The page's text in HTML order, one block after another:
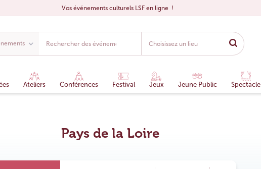
Vos événements culturels LSF en ligne !
Ateliers Conférences Festival Jeux Jeune Public Spectacle
Pays de la Loire